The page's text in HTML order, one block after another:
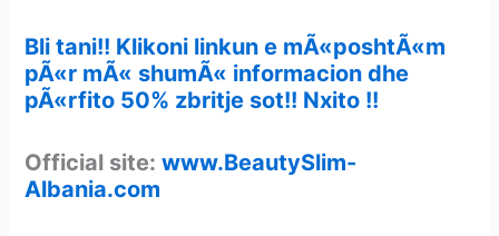
Bli tani!! Klikoni linkun e mÃ«poshtÃ«m
pÃ«r mÃ« shumÃ« informacion dhe
pÃ«rfito 50% zbritje sot!! Nxito !!
Official site:www.BeautySlim-
Albania.com